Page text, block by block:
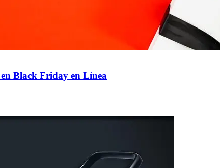
Black Friday en Línea